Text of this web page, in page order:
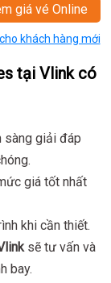
giá vé Online
khách hàng mới
tại Vlink có
sàng giải đáp
giá tốt nhất
khi cần thiết.
sẽ tư vấn và
bay.